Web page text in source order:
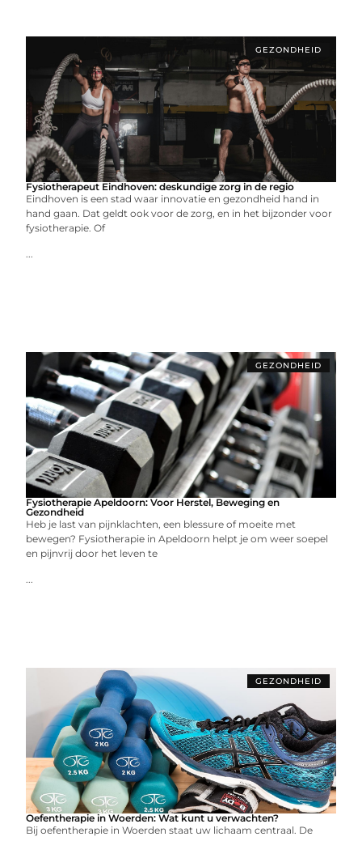
GEZONDHEID
Fysiotherapeut Eindhoven: deskundige zorg in de regio
Eindhoven is een stad waar innovatie en gezondheid hand in
hand gaan. Dat geldt ook voor de zorg, en in het bijzonder voor
fysiotherapie. Of
...
GEZONDHEID
Fysiotherapie Apeldoorn: Voor Herstel, Beweging en
Gezondheid
Heb je last van pijnklachten, een blessure of moeite met
bewegen? Fysiotherapie in Apeldoorn helpt je om weer soepel
en pijnvrij door het leven te
...
GEZONDHEID
Oefentherapie in Woerden: Wat kunt u verwachten?
Bij oefentherapie in Woerden staat uw lichaam centraal. De